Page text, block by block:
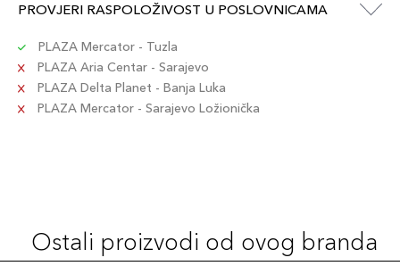
PROVJERI RASPOLOŽIVOST U POSLOVNICAMA
PLAZA Mercator - Tuzla
PLAZA Aria Centar - Sarajevo
PLAZA Delta Planet - Banja Luka
PLAZA Mercator - Sarajevo Ložionička
Ostali proizvodi od ovog branda